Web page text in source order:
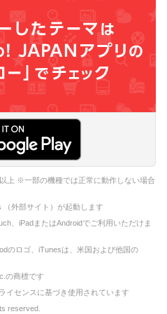
上 ※一部の機種では正常に動作しない場合
（外部サイト）が起動します
、iPadまたはAndroidでご利用いただけま
のロゴ、iTunesは、米国および他国の
の商標です
イセンスに基づき使用されています
reserved.